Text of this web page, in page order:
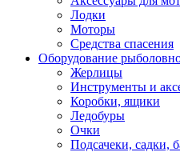
Лодки
Моторы
Средства спасения
Оборудование
Жерлицы
Инструменты и
Коробки, ящики
Ледобуры
Очки
Подсачеки, садки,